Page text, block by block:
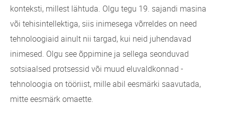
konteksti, millest lähtuda. Olgu tegu 19. sajandi masina
või tehisintellektiga, siis inimesega võrreldes on need
tehnoloogiaid ainult nii targad, kui neid juhendavad
inimesed. Olgu see õppimine ja sellega seonduvad
sotsiaalsed protsessid või muud eluvaldkonnad -
tehnoloogia on tööriist, mille abil eesmärki saavutada,
mitte eesmärk omaette.